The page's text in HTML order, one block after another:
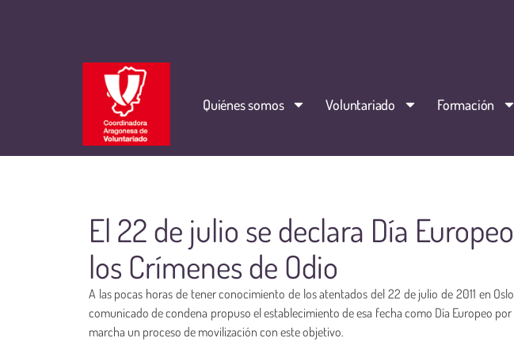
Quiénes somos Voluntariado Formación
El 22 de julio se declara Día
los Crímenes de Odio
A las pocas horas de tener conocimiento de los atentados del 22 de julio de 2011 en
comunicado de condena propuso el establecimiento de esa fecha como Día Europeo por
marcha un proceso de movilización con este objetivo.